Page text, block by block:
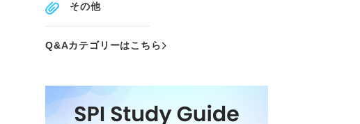
その他
Q&Aカテゴリーはこちら